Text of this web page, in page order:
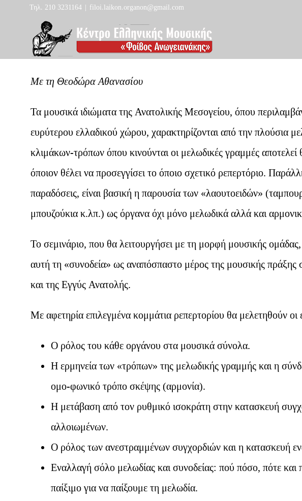
Τηλ. 210 3231164 filoi.laikon.organon@gmail.com
Με τη Θεοδώρα Αθανασίου
Τα μουσικά ιδιώματα της Ανατολικής Μεσογείου, όπου
ευρύτερου ελλαδικού χώρου, χαρακτηρίζονται από την πλούσια
κλιμάκων-τρόπων όπου κινούνται οι μελωδικές γραμμές
όποιον θέλει να προσεγγίσει το όποιο σχετικό ρεπερτόριο.
παραδόσεις, είναι βασική η παρουσία των «λαουτοειδών»
μπουζούκια κ.λπ.) ως όργανα όχι μόνο μελωδικά αλλά και
Το σεμινάριο, που θα λειτουργήσει με τη μορφή μουσικής ομάδας,
αυτή τη «συνοδεία» ως αναπόσπαστο μέρος της μουσικής πράξης
και της Εγγύς Ανατολής.
Με αφετηρία επιλεγμένα κομμάτια ρεπερτορίου θα μελετηθούν οι
Ο ρόλος του κάθε οργάνου στα μουσικά σύνολα.
Η ερμηνεία των «τρόπων» της μελωδικής γραμμής και η
ομο-φωνικό τρόπο σκέψης (αρμονία).
Η μετάβαση από τον ρυθμικό ισοκράτη στην κατασκευή
αλλοιωμένων.
Ο ρόλος των ανεστραμμένων συγχορδιών και η κατασκευή
Εναλλαγή σόλο μελωδίας και συνοδείας: πού πόσο, πότε
παίξιμο για να παίξουμε τη μελωδία.